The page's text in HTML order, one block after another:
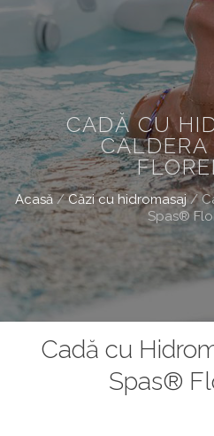
CADĂ CU
Acasă/Căzi cu hidromasaj/
Spas®
Cadă cu
Spas®